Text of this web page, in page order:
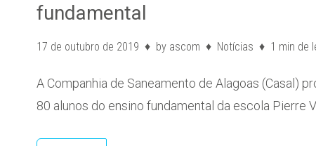
fundamental
17 de outubro de 2019 by ascom Notícias 1 min de
A Companhia de Saneamento de Alagoas (Casal)
80 alunos do ensino fundamental da escola Pierre